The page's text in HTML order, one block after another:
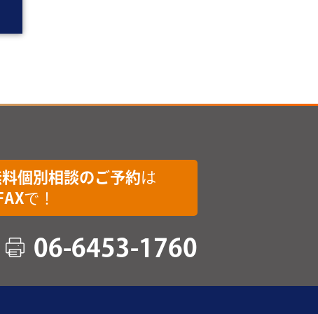
個別相談のご予約は
で！
06-6453-1760